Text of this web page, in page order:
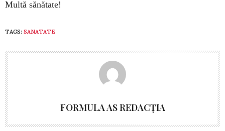
Multă sănătate!
TAGS: SANATATE
FORMULA AS REDACȚIA